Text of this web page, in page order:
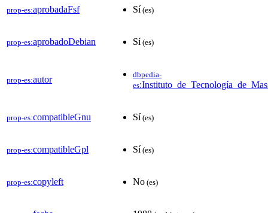
prop-es:aprobadaFsf Sí (es)
prop-es:aprobadoDebian Sí (es)
prop-es:autor
dbpedia-
es
prop-es:compatibleGnu Sí (es)
prop-es:compatibleGpl Sí (es)
prop-es:copyleft No (es)